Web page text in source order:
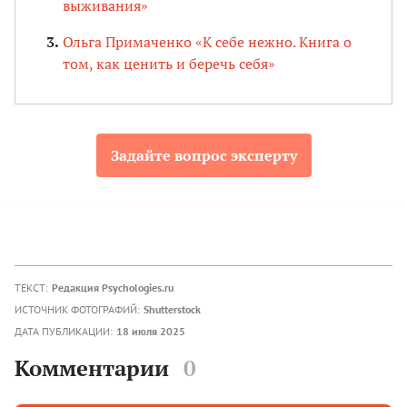
выживания»
Ольга Примаченко «К себе нежно. Книга о
том, как ценить и беречь себя»
Задайте вопрос эксперту
ТЕКСТ: Редакция Psychologies.ru
ИСТОЧНИК ФОТОГРАФИЙ: Shutterstock
ДАТА ПУБЛИКАЦИИ: 18 июля 2025
Комментарии 0